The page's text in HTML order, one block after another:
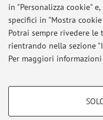
in "Personalizza cookie"
specifici in "Mostra
Potrai sempre rivedere
rientrando nella sezione
Per maggiori informazioni
COOKIE DI
Al
Area riservata